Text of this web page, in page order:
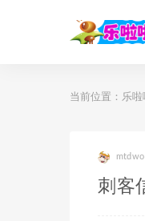
当前位置： 乐啦
mtdwo
刺客